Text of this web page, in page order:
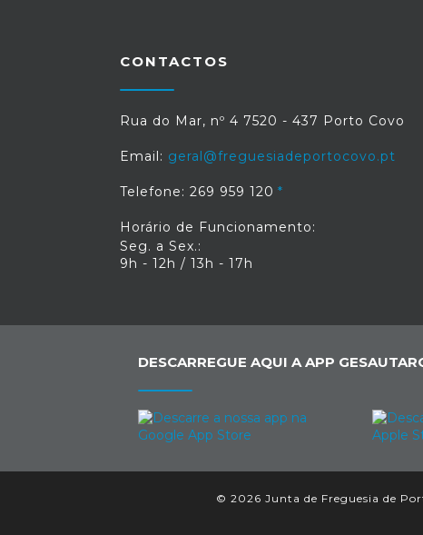
CONTACTOS
Rua do Mar, nº 4 7520 - 437 Porto Covo
Email: geral@freguesiadeportocovo.pt
Telefone: 269 959 120
Horário de Funcionamento:
Seg. a Sex.:
9h - 12h / 13h - 17h
DESCARREGUE AQUI A APP
© 2026 Junta de Freguesia de